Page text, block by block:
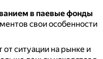
в паевые фонды
свои особенности
от ситуации на рынке и